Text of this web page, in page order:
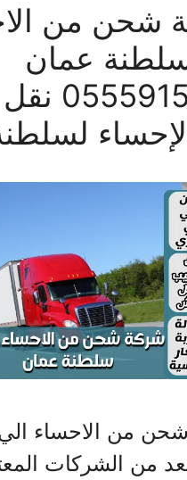
شحن من
عمان
من الاحساء
من الشركات